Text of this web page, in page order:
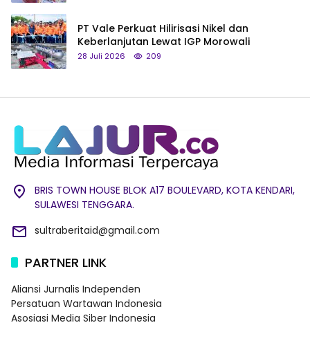
PT Vale Perkuat Hilirisasi Nikel dan
Keberlanjutan Lewat IGP Morowali
28 Juli 2026 209
BRIS TOWN HOUSE BLOK A17 BOULEVARD, KOTA KENDARI,
SULAWESI TENGGARA.
sultraberitaid@gmail.com
PARTNER LINK
Aliansi Jurnalis Independen
Persatuan Wartawan Indonesia
Asosiasi Media Siber Indonesia